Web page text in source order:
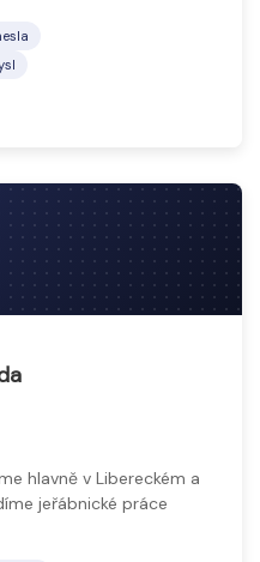
hlavně v Libereckém a
jeřábnické práce